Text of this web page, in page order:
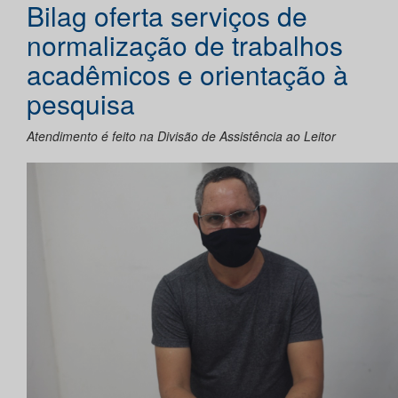
Bilag oferta serviços de
normalização de trabalhos
acadêmicos e orientação à
pesquisa
Atendimento é feito na Divisão de Assistência ao Leitor